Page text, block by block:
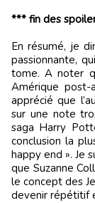
*** fin des
En résumé, je
passionnante,
tome. A noter
Amérique post-
apprécié que
sur une note
saga Harry
conclusion la
happy end ». Je
que Suzanne
le concept des
devenir répétitif